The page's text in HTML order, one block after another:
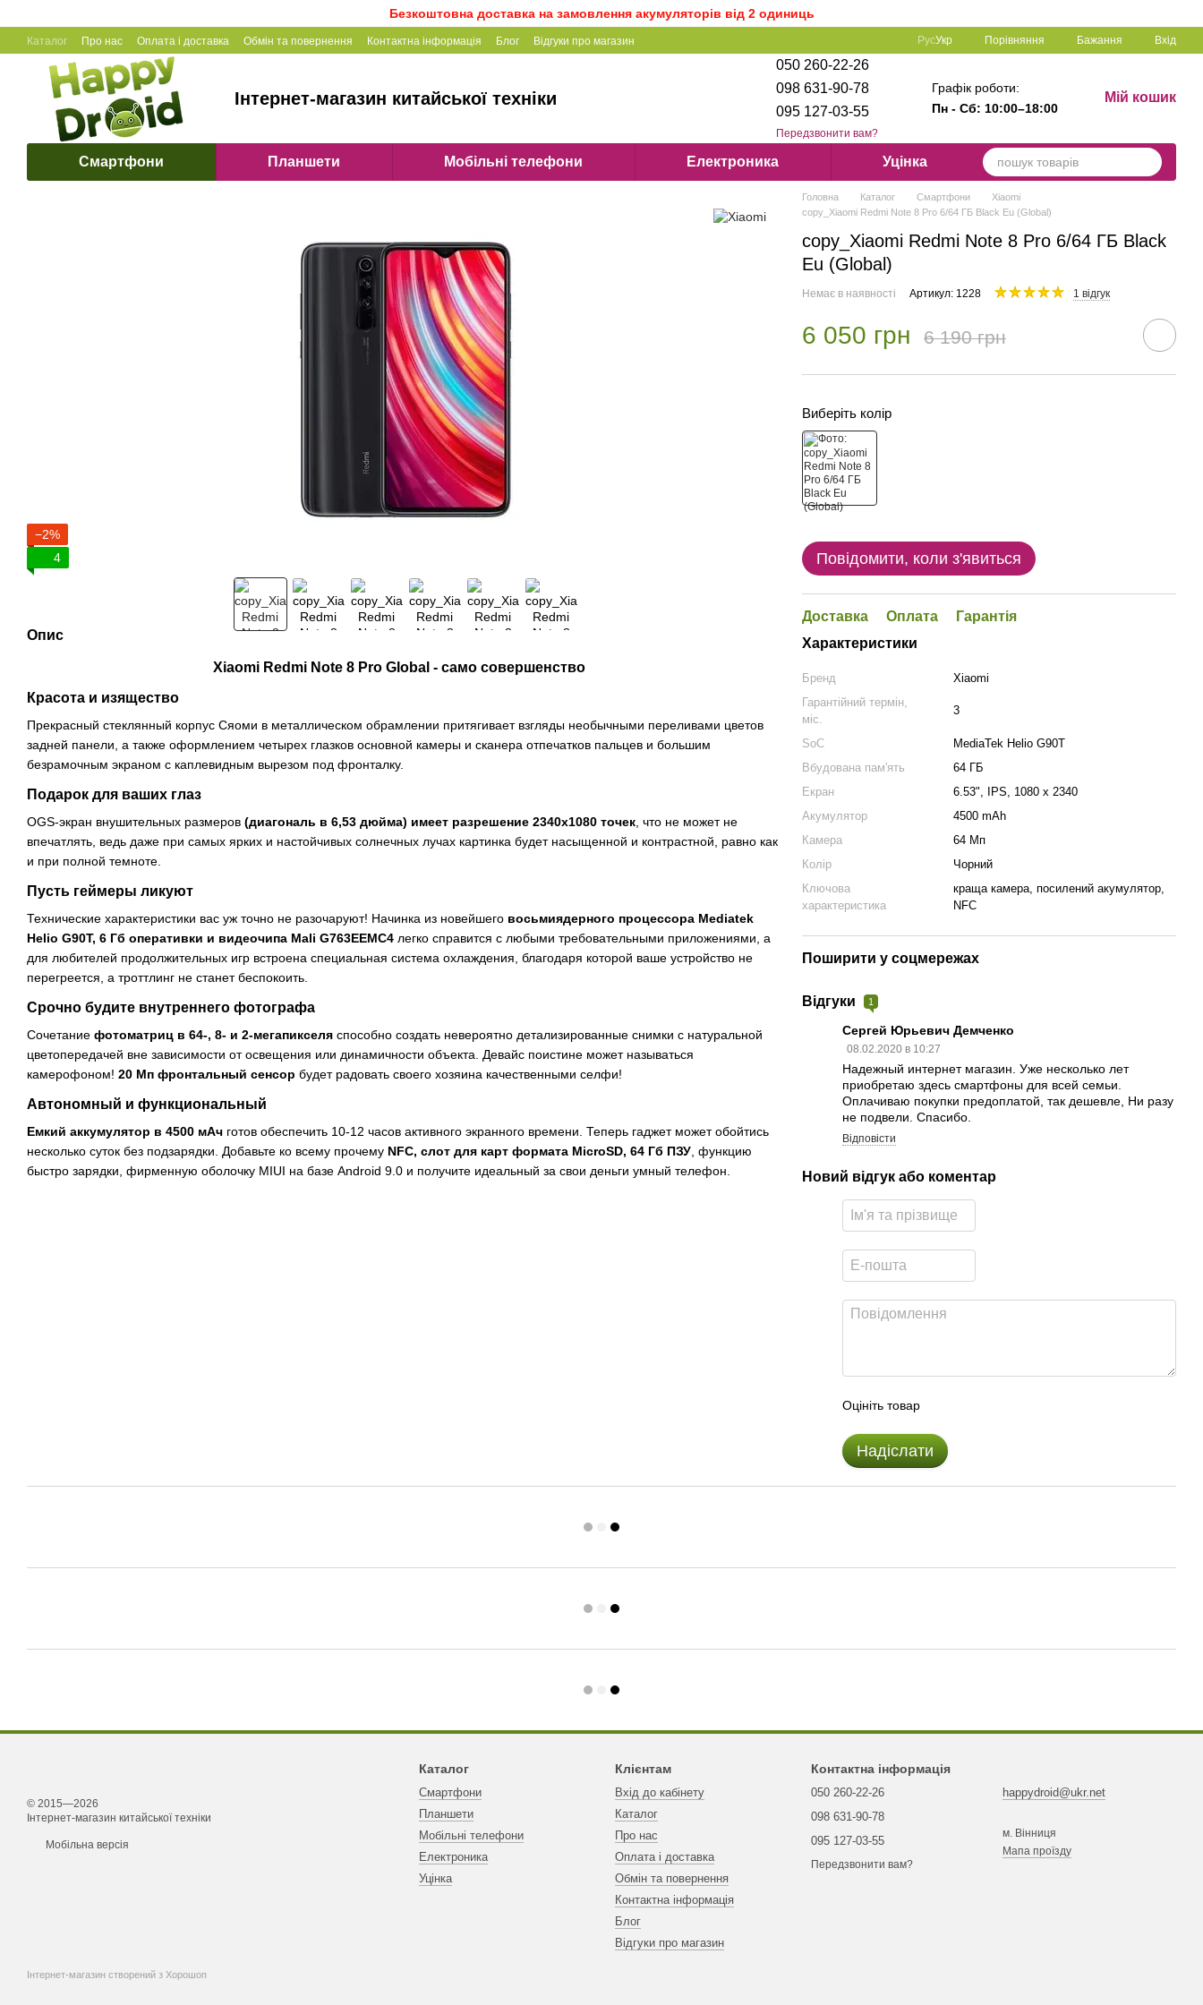
Безкоштовна доставка на замовлення акумуляторів від 2 одиниць
Каталог Про нас Оплата і доставка Обмін та повернення Контактна інформація Блог Відгуки про магазин РусУкр Порівняння Бажання Вхід
Інтернет-магазин китайської техніки
050 260-22-26
098 631-90-78
095 127-03-55
Передзвонити вам?
Графік роботи:
Пн - Сб: 10:00–18:00
Мій кошик
Смартфони Планшети Мобільні телефони Електроника Уцінка
−2%
4
Опис
Xiaomi Redmi Note 8 Pro Global - само совершенство
Красота и изящество
Прекрасный стеклянный корпус Сяоми в металлическом обрамлении притягивает взгляды необычными переливами цветов
задней панели, а также оформлением четырех глазков основной камеры и сканера отпечатков пальцев и большим
безрамочным экраном с каплевидным вырезом под фронталку.
Подарок для ваших глаз
OGS-экран внушительных размеров (диагональ в 6,53 дюйма) имеет разрешение 2340x1080 точек , что не может не
впечатлять, ведь даже при самых ярких и настойчивых солнечных лучах картинка будет насыщенной и контрастной, равно как
и при полной темноте.
Пусть геймеры ликуют
Технические характеристики вас уж точно не разочаруют! Начинка из новейшего восьмиядерного процессора Mediatek
Helio G90T, 6 Гб оперативки и видеочипа Mali G763EEMC4 легко справится с любыми требовательными приложениями, а
для любителей продолжительных игр встроена специальная система охлаждения, благодаря которой ваше устройство не
перегреется, а троттлинг не станет беспокоить.
Срочно будите внутреннего фотографа
Сочетание фотоматриц в 64-, 8- и 2-мегапикселя способно создать невероятно детализированные снимки с натуральной
цветопередачей вне зависимости от освещения или динамичности объекта. Девайс поистине может называться
камерофоном! 20 Мп фронтальный сенсор будет радовать своего хозяина качественными селфи!
Автономный и функциональный
Емкий аккумулятор в 4500 мАч готов обеспечить 10-12 часов активного экранного времени. Теперь гаджет может обойтись
несколько суток без подзарядки. Добавьте ко всему прочему NFC, слот для карт формата MicroSD, 64 Гб ПЗУ , функцию
быстро зарядки, фирменную оболочку MIUI на базе Android 9.0 и получите идеальный за свои деньги умный телефон.
Головна Каталог Смартфони
Xiaomi
copy_Xiaomi Redmi Note 8 Pro 6/64 ГБ Black Eu (Global)
copy_Xiaomi Redmi Note 8 Pro 6/64 ГБ Black
Eu (Global)
Немає в наявності Артикул: 1228 1 відгук
6 050 грн 6 190 грн
Виберіть колір
Повідомити, коли з'явиться
Доставка Оплата
Гарантія
Характеристики
Бренд
Xiaomi
Гарантійний термін,
міс.
3
SoC
MediaTek Helio G90T
Вбудована пам'ять
64 ГБ
Екран
6.53", IPS, 1080 x 2340
Акумулятор
4500 mAh
Камера
64 Мп
Колір
Чорний
Ключова
характеристика
краща камера, посилений акумулятор,
NFC
Поширити у соцмережах
Відгуки 1
Сергей Юрьевич Демченко
08.02.2020 в 10:27
Надежный интернет магазин. Уже несколько лет
приобретаю здесь смартфоны для всей семьи.
Оплачиваю покупки предоплатой, так дешевле, Ни разу
не подвели. Спасибо.
Відповісти
Новий відгук або коментар
Оцініть товар
Надіслати
© 2015—2026
Інтернет-магазин китайської техніки
Мобільна версія
Інтернет-магазин створений з Хорошоп
Каталог
Смартфони
Планшети
Мобільні телефони
Електроника
Уцінка
Клієнтам
Вхід до кабінету
Каталог
Про нас
Оплата і доставка
Обмін та повернення
Контактна інформація
Блог
Відгуки про магазин
Контактна інформація
050 260-22-26
098 631-90-78
095 127-03-55
Передзвонити вам?
happydroid@ukr.net
м. Вінниця
Мапа проїзду